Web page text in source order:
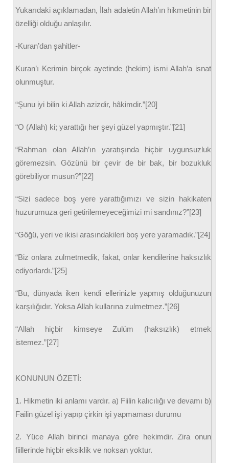
Yukarıdaki açıklamadan, İlah adaletin Allah’ın hikmetinin bir
özelliği olduğu anlaşılır.
-Kuran’dan şahitler-
Kuran’ı Kerimin birçok ayetinde (hekim) ismi Allah’a isnat
olunmuştur.
“Şunu iyi bilin ki Allah azizdir, hâkimdir.”[20]
“O (Allah) ki; yarattığı her şeyi güzel yapmıştır.”[21]
“Rahman olan Allah’ın yaratışında hiçbir uygunsuzluk
göremezsin. Gözünü bir çevir de bir bak, bir bozukluk
görebiliyor musun?”[22]
“Sizi sadece boş yere yarattığımızı ve sizin hakikaten
huzurumuza geri getirilemeyeceğimizi mi sandınız?”[23]
“Göğü, yeri ve ikisi arasındakileri boş yere yaramadık.”[24]
“Biz onlara zulmetmedik, fakat, onlar kendilerine haksızlık
ediyorlardı.”[25]
“Bu, dünyada iken kendi ellerinizle yapmış olduğunuzun
karşılığıdır. Yoksa Allah kullarına zulmetmez.”[26]
“Allah hiçbir kimseye Zulüm (haksızlık) etmek
istemez.”[27]
KONUNUN ÖZETİ:
1. Hikmetin iki anlamı vardır. a) Fiilin kalıcılığı ve devamı b)
Failin güzel işi yapıp çirkin işi yapmaması durumu
2. Yüce Allah birinci manaya göre hekimdir. Zira onun
fiillerinde hiçbir eksiklik ve noksan yoktur.